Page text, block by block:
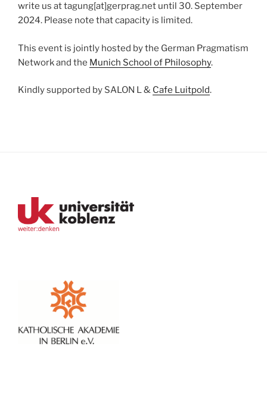
write us at tagung[at]gerprag.net until 30. September
2024. Please note that capacity is limited.
This event is jointly hosted by the German Pragmatism
Network and the Munich School of Philosophy.
Kindly supported by SALON L & Cafe Luitpold.